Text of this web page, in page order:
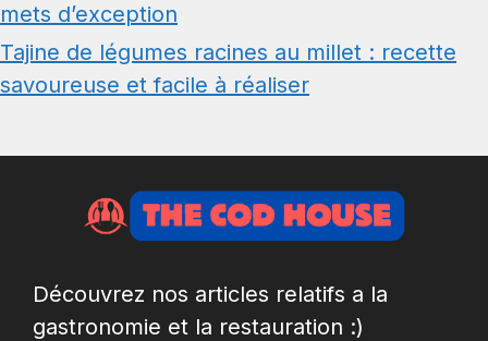
mets d’exception
Tajine de légumes racines au millet : recette
savoureuse et facile à réaliser
Découvrez nos articles relatifs a la
gastronomie et la restauration :)